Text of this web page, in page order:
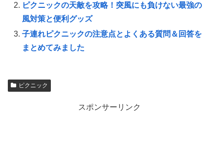
ピクニックの天敵を攻略！突風にも負けない最強の
風対策と便利グッズ
子連れピクニックの注意点とよくある質問＆回答を
まとめてみました
ピクニック
スポンサーリンク